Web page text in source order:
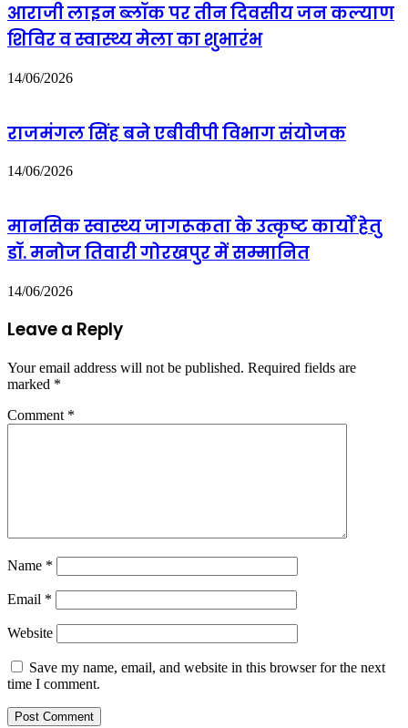
आराजी लाइन ब्लॉक पर तीन दिवसीय जन कल्याण
शिविर व स्वास्थ्य मेला का शुभारंभ
14/06/2026
राजमंगल सिंह बने एबीवीपी विभाग संयोजक
14/06/2026
मानसिक स्वास्थ्य जागरूकता के उत्कृष्ट कार्यों हेतु
डॉ. मनोज तिवारी गोरखपुर में सम्मानित
14/06/2026
Leave a Reply
Your email address will not be published. Required fields are
marked *
Comment *
Name *
Email *
Website
Save my name, email, and website in this browser for the next
time I comment.